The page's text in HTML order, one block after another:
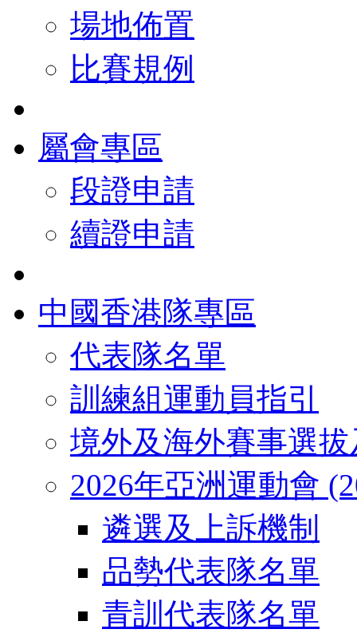
場地佈置
比賽規例
屬會專區
段證申請
續證申請
中國香港隊專區
代表隊名單
訓練組運動員指引
境外及海外賽事選
2026年亞洲運動會
遴選及上訴機制
品勢代表隊名單
青訓代表隊名單